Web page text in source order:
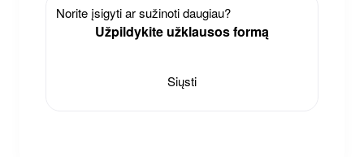
Norite įsigyti ar sužinoti daugiau?
Užpildykite užklausos formą
Siųsti